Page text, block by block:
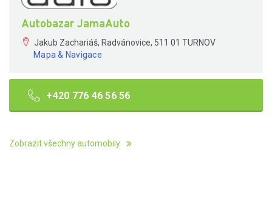
Autobazar JamaAuto
Jakub Zachariáš, Radvánovice, 511 01 TURNOV
Mapa & Navigace
+420 776 46 56 56
Zobrazit všechny automobily